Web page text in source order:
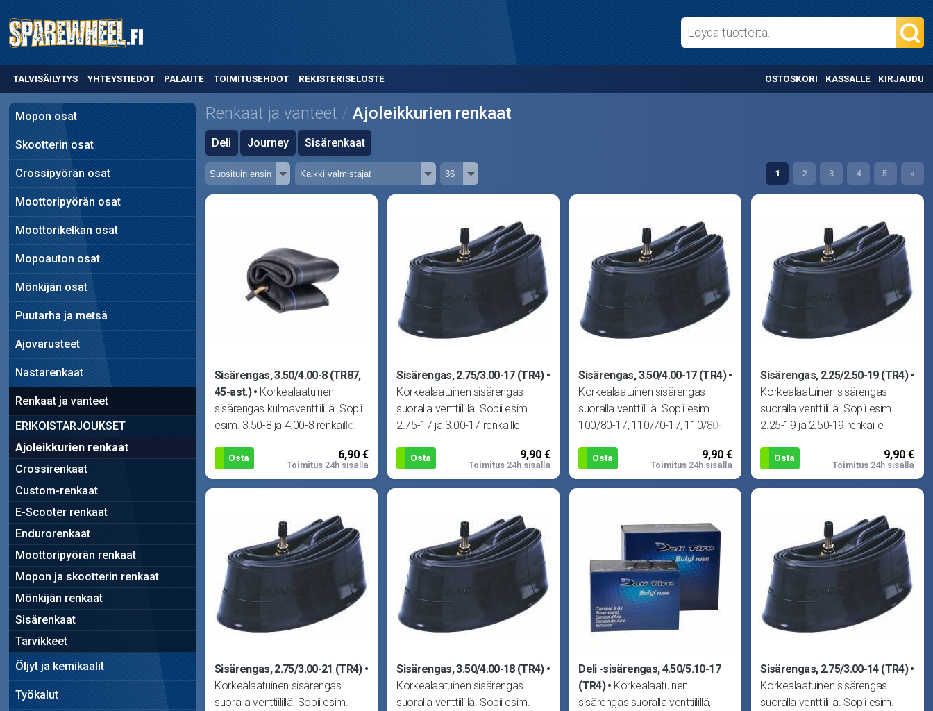
TALVISÄILYTYS YHTEYSTIEDOT PALAUTE TOIMITUSEHDOT REKISTERISELOSTE OSTOSKORI KASSALLE KIRJAUDU
Mopon osat
Skootterin osat
Crossipyörän osat
Moottoripyörän osat
Moottorikelkan osat
Mopoauton osat
Mönkijän osat
Puutarha ja metsä
Ajovarusteet
Nastarenkaat
Renkaat ja vanteet
ERIKOISTARJOUKSET
Ajoleikkurien renkaat
Crossirenkaat
Custom-renkaat
E-Scooter renkaat
Endurorenkaat
Moottoripyörän renkaat
Mopon ja skootterin renkaat
Mönkijän renkaat
Sisärenkaat
Tarvikkeet
Öljyt ja kemikaalit
Työkalut
Renkaat ja vanteet Ajoleikkurien renkaat
Deli Journey Sisärenkaat
1 2 3 4 5 »
Sisärengas, 3.50/4.00-8 (TR87,
45-ast.)
Korkealaatuinen
sisärengas kulmaventtiilillä. Sopii
esim. 3.50-8 ja 4.00-8 renkaille.
Osta 6,90 €
Toimitus24h sisällä
Sisärengas, 2.75/3.00-17 (TR4)
Korkealaatuinen sisärengas
suoralla venttiilillä. Sopii esim.
2.75-17 ja 3.00-17 renkaille
Osta 9,90 €
Toimitus24h sisällä
Sisärengas, 3.50/4.00-17 (TR4)
Korkealaatuinen sisärengas
suoralla venttiilillä. Sopii esim.
100/80-17, 110/70-17, 110/80-
Osta 9,90 €
Toimitus 24h sisällä
Sisärengas, 2.25/2.50-19 (TR4)
Korkealaatuinen sisärengas
suoralla venttiilillä. Sopii esim.
2.25-19 ja 2.50-19 renkaille
Osta 9,90 €
Toimitus 24h sisällä
Sisärengas, 2.75/3.00-21 (TR4)
Korkealaatuinen sisärengas
suoralla venttiilillä. Sopii esim.
Sisärengas, 3.50/4.00-18 (TR4)
Korkealaatuinen sisärengas
suoralla venttiilillä. Sopii esim.
Deli -sisärengas, 4.50/5.10-17
(TR4)
Korkealaatuinen
sisärengas suoralla venttiilillä,
Sisärengas, 2.75/3.00-14 (TR4)
Korkealaatuinen sisärengas
suoralla venttiilillä. Sopii esim.